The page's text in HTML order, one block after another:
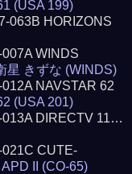
(USA 199)
063B HORIZONS
WINDS
星 きずな (WINDS)
NAVSTAR 62
(USA 201)
013A DIRECTV 11…
021C CUTE-
II (CO-65)